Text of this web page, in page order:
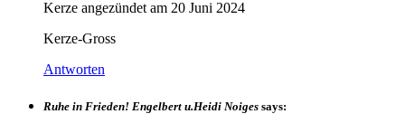
Kerze angezündet am 20 Juni 2024
Kerze-Gross
Antworten
Ruhe in Frieden! Engelbert u.Heidi Noiges says: